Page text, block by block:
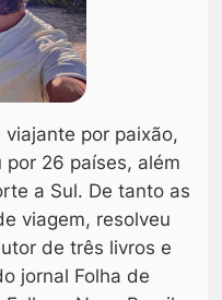
por paixão,
26 países, além
a Sul. De tanto as
viagem, resolveu
de três livros e
jornal Folha de